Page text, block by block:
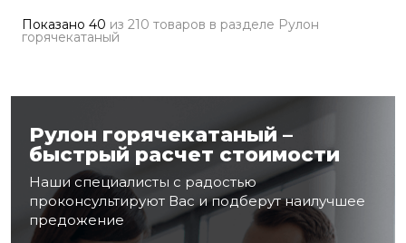
Показано 40 из 210 товаров в разделе Рулон
горячекатаный
Рулон горячекатаный –
быстрый расчет стоимости
Наши специалисты с радостью
проконсультируют Вас и подберут наилучшее
предожение